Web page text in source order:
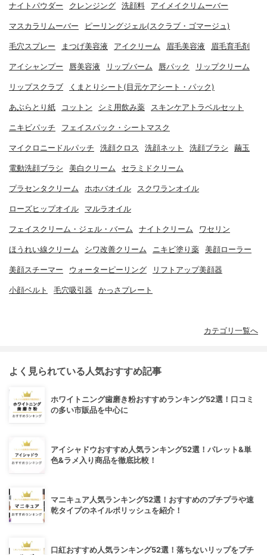
ナイトパウダー クレンジング 洗顔料 アイメイクリムーバー
マスカラリムーバー ピーリングジェル(スクラブ・ゴマージュ)
毛穴スプレー まつげ美容液 アイクリーム 眉毛美容液 眉毛育毛剤
アイシャンプー 唇美容液 リップバーム 唇パック リップクリーム
リップスクラブ くまとりシート(目元ケアシート・パック)
あぶらとり紙 コットン シミ用飲み薬 スキンケアトラベルセット
ニキビパッチ フェイスパック・シートマスク
マイクロニードルパッチ 洗顔クロス 洗顔ネット 洗顔ブラシ 繭玉
電動洗顔ブラシ 美白クリーム セラミドクリーム
プラセンタクリーム ホホバオイル スクワランオイル
ローズヒップオイル マルラオイル
フェイスクリーム・ジェル・バーム ナイトクリーム ワセリン
ほうれい線クリーム シワ改善クリーム ニキビ塗り薬 美顔ローラー
美顔スチーマー ウォーターピーリング リフトアップ美顔器
小顔ベルト 毛穴吸引器 かっさプレート
カテゴリ一覧へ
よく見られている人気おすすめ記事
ホワイトニング歯磨き粉おすすめランキング52選！口コミ
の多い市販品を中心に
アイシャドウおすすめ人気ランキング52選！パレット&単
色&ラメ入り商品を徹底比較！
マニキュア人気ランキング52選！おすすめのプチプラや速
乾タイプのネイルポリッシュを紹介！
口紅おすすめ人気ランキング52選！落ちないリップをプチ